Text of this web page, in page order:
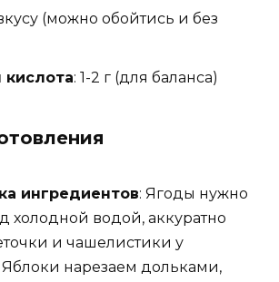
(можно обойтись и без
: 1-2 г (для баланса)
ингредиентов: Ягоды нужно
холодной водой, аккуратно
и чашелистики у
нарезаем дольками,